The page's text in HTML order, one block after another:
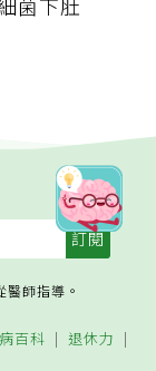
師指導。
百科
退休力